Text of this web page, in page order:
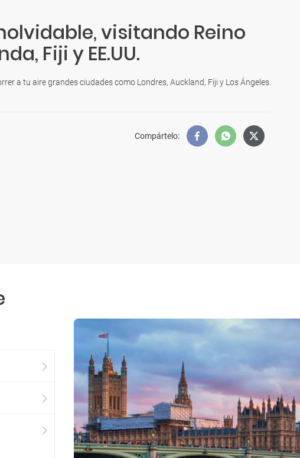
visitando Reino
Fiji y EE.UU.
a tu aire grandes ciudades como Londres, Auckland, Fiji y Los Ángeles.
Compártelo: